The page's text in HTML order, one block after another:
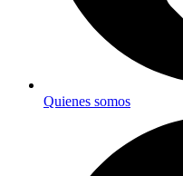
Quienes somos